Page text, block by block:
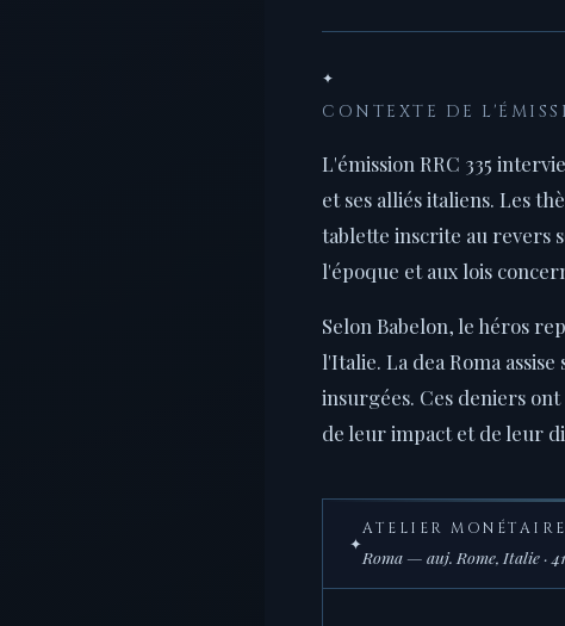
✦
CONTEXTE DE
L'émission RRC 335
et ses alliés italiens. Les
tablette inscrite au revers
l'époque et aux lois
Selon Babelon, le héros
l'Italie. La dea Roma
insurgées. Ces deniers ont
de leur impact et de leur
✦
ATELIER
Roma — auj. Rome, Italie ·